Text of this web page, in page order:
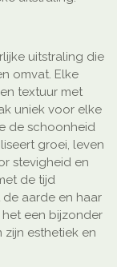
uitstraling die
omvat. Elke
textuur met
uniek voor elke
de schoonheid
groei, leven
stevigheid en
de tijd
aarde en haar
een bijzonder
esthetiek en